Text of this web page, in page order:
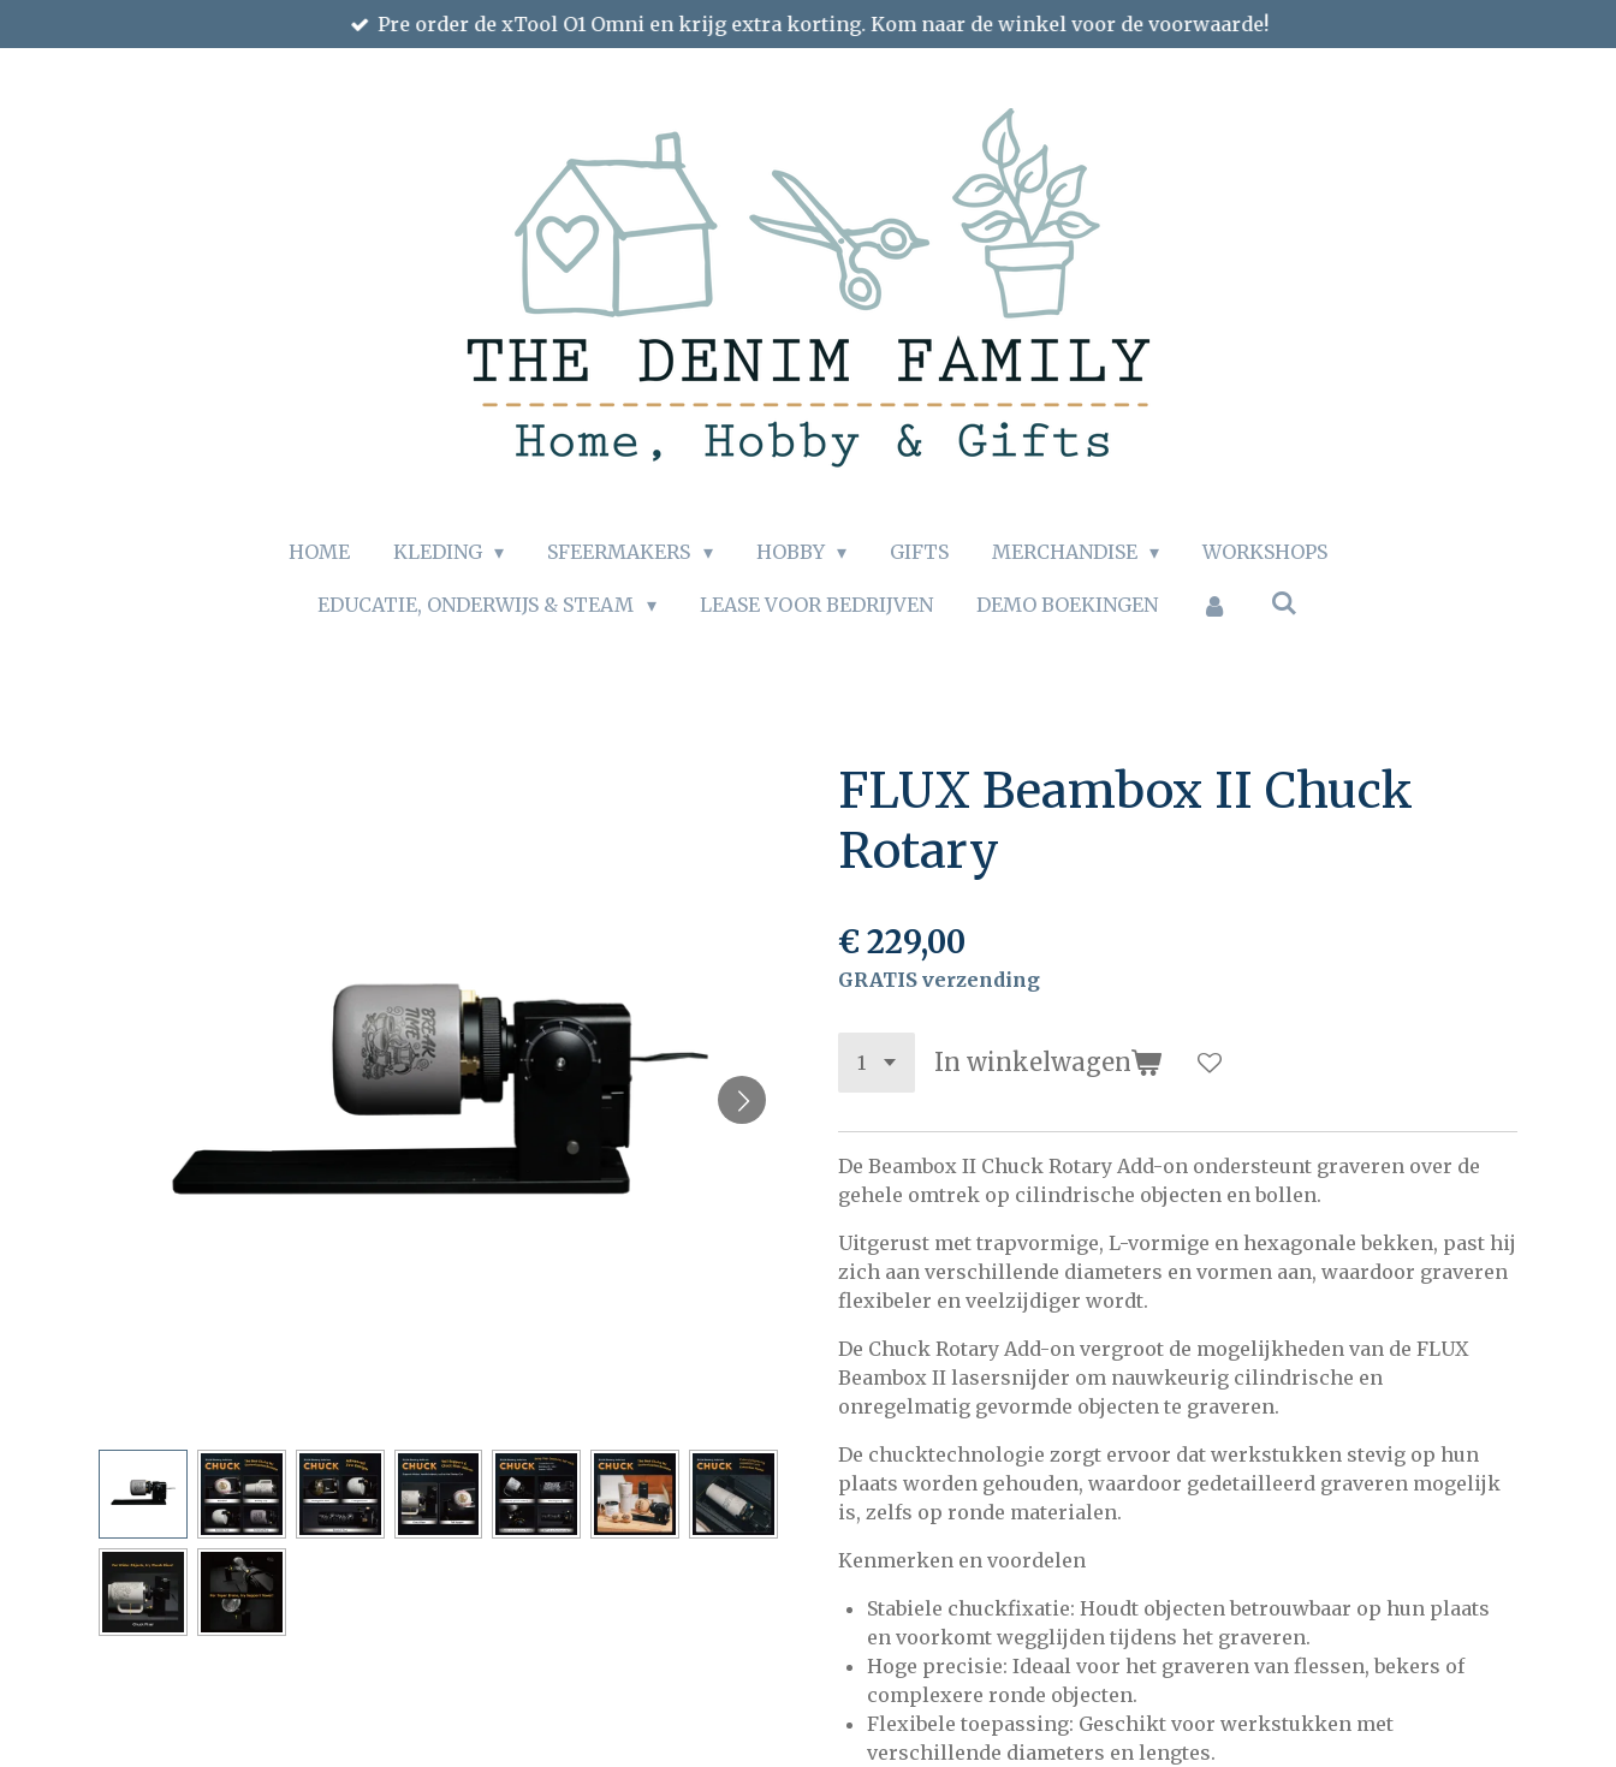
direct
Pre order de xTool O1 Omni en krijg extra korting. Kom naar de winkel voor de voorwaarde!
HOME KLEDING SFEERMAKERS HOBBY GIFTS MERCHANDISE WORKSHOPS
EDUCATIE, ONDERWIJS & STEAM LEASE VOOR BEDRIJVEN DEMO BOEKINGEN
FLUX Beambox II Chuck
Rotary
€ 229,00
GRATIS verzending
In winkelwagen
De Beambox II Chuck Rotary Add-on ondersteunt graveren over de
gehele omtrek op cilindrische objecten en bollen.
Uitgerust met trapvormige, L-vormige en hexagonale bekken, past hij
zich aan verschillende diameters en vormen aan, waardoor graveren
flexibeler en veelzijdiger wordt.
De Chuck Rotary Add-on vergroot de mogelijkheden van de FLUX
Beambox II lasersnijder om nauwkeurig cilindrische en
onregelmatig gevormde objecten te graveren.
De chucktechnologie zorgt ervoor dat werkstukken stevig op hun
plaats worden gehouden, waardoor gedetailleerd graveren mogelijk
is, zelfs op ronde materialen.
Kenmerken en voordelen
Stabiele chuckfixatie: Houdt objecten betrouwbaar op hun plaats
en voorkomt wegglijden tijdens het graveren.
Hoge precisie: Ideaal voor het graveren van flessen, bekers of
complexere ronde objecten.
Flexibele toepassing: Geschikt voor werkstukken met
verschillende diameters en lengtes.